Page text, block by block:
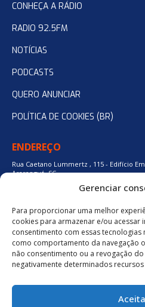
Gerenciar
Para proporcionar uma melhor
cookies para armazenar e/ou
consentimento com essas
como comportamento da navegação
não consentimento ou a revogação
negativamente determinados recursos
CONHEÇA A RÁDIO
RADIO 92.5FM
NOTÍCIAS
PODCASTS
QUERO ANUNCIAR
POLÍTICA DE COOKIES (BR)
ENDEREÇO
Rua Caetano Lummertz , 115 - Edifício
Araranguá, SC.
48 3524-0137
48 9880-84667